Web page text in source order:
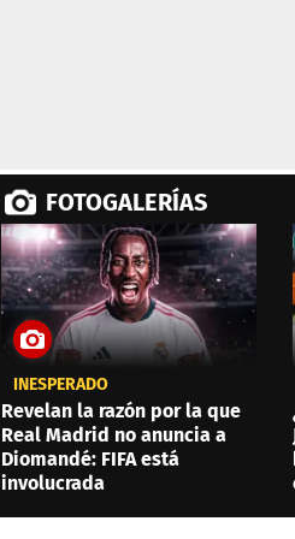
FOTOGALERÍAS
INESPERADO
Revelan la razón por la que
Real Madrid no anuncia a
Diomandé: FIFA está
involucrada